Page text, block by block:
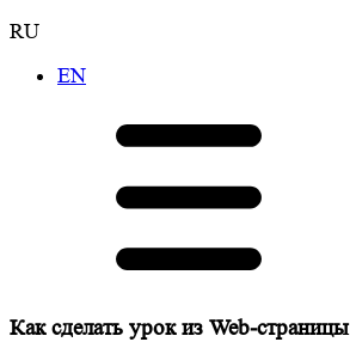
RU
EN
Как сделать урок из Web-страницы